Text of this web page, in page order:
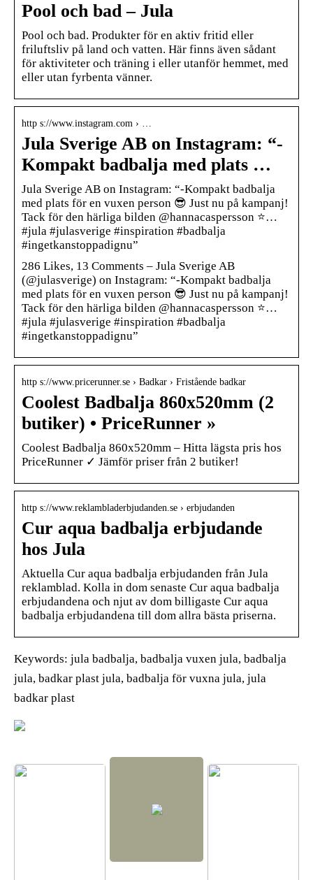
Pool och bad – Jula
Pool och bad. Produkter för en aktiv fritid eller
friluftsliv på land och vatten. Här finns även sådant
för aktiviteter och träning i eller utanför hemmet, med
eller utan fyrbenta vänner.
http s://www.instagram.com › …
Jula Sverige AB on Instagram: “-
Kompakt badbalja med plats …
Jula Sverige AB on Instagram: “-Kompakt badbalja
med plats för en vuxen person 😎 Just nu på kampanj!
Tack för den härliga bilden @hannacaspersson ⭐️…
#jula #julasverige #inspiration #badbalja
#ingetkanstoppadignu”
286 Likes, 13 Comments – Jula Sverige AB
(@julasverige) on Instagram: “-Kompakt badbalja
med plats för en vuxen person 😎 Just nu på kampanj!
Tack för den härliga bilden @hannacaspersson ⭐️…
#jula #julasverige #inspiration #badbalja
#ingetkanstoppadignu”
http s://www.pricerunner.se › Badkar › Fristående badkar
Coolest Badbalja 860x520mm (2
butiker) • PriceRunner »
Coolest Badbalja 860x520mm – Hitta lägsta pris hos
PriceRunner ✓ Jämför priser från 2 butiker!
http s://www.reklambladerbjudanden.se › erbjudanden
Cur aqua badbalja erbjudande
hos Jula
Aktuella Cur aqua badbalja erbjudanden från Jula
reklamblad. Kolla in dom senaste Cur aqua badbalja
erbjudandena och njut av dom billigaste Cur aqua
badbalja erbjudandena till dom allra bästa priserna.
Keywords: jula badbalja, badbalja vuxen jula, badbalja
jula, badkar plast jula, badbalja för vuxna jula, jula
badkar plast